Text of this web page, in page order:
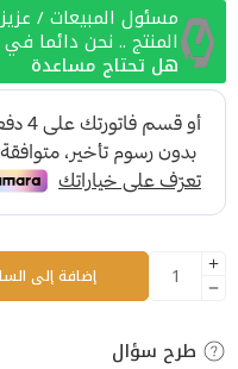
مسئول المبيعات /
المنتج .. نحن دائما
هل تحتاج مساعدة
إضافة إلى
طرح سؤال